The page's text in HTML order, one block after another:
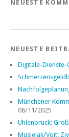
NEUESTE
NEUESTE
Digitale-Dienste-
Münchener
08/11/2025
Uhlenbruck:
Musielak/Voit: